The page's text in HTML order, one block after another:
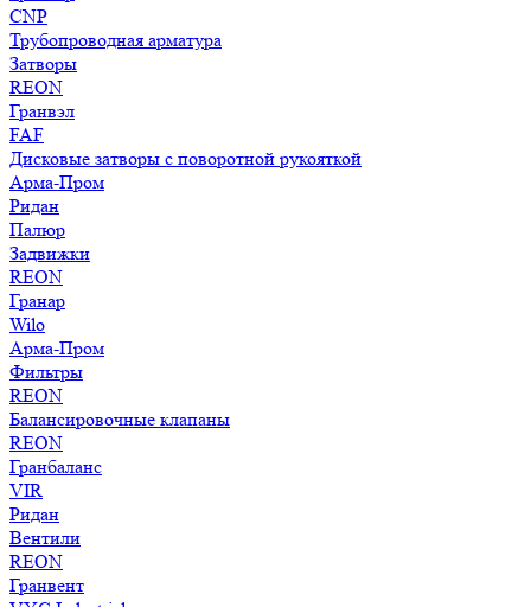
CNP
Трубопроводная арматура
Затворы
REON
Гранвэл
FAF
Дисковые затворы с поворотной рукояткой
Арма-Пром
Ридан
Палюр
Задвижки
REON
Гранар
Wilo
Арма-Пром
Фильтры
REON
Балансировочные клапаны
REON
Гранбаланс
VIR
Ридан
Вентили
REON
Гранвент